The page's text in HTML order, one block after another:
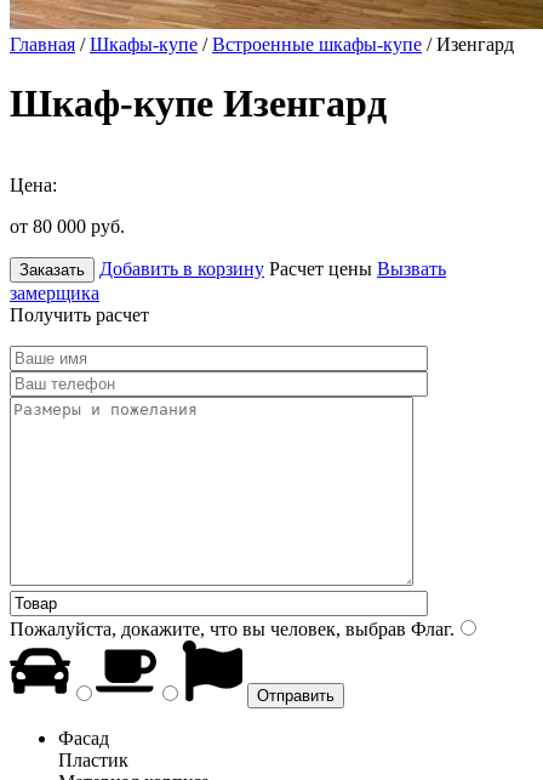
Главная /Шкафы-купе /Встроенные шкафы-купе / Изенгард
Шкаф-купе Изенгард
Цена:
от 80 000 руб.
Заказать Добавить в корзину Расчет цены Вызвать
замерщика
Получить расчет
Пожалуйста, докажите, что вы человек, выбрав Флаг.
Фасад
Пластик